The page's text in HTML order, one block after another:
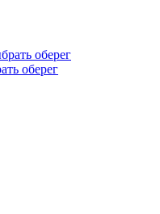
оберег